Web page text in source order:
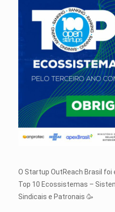
O Startup OutReach Brasil foi
Top 10 Ecossistemas –
Sindicais e Patronais 🥳